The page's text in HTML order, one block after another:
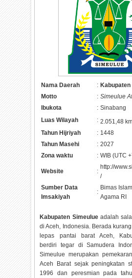
Nama Daerah :
Motto
: Simeulue
Ibukota
: Sinabang
Luas Wilayah
: 2.051,48
Tahun Hijriyah : 1448
Tahun Masehi
: 2027
Zona waktu
: WIB (UTC
Website :
http://
/
Sumber Data
Imsakiyah
:
Bimas
Agama RI
Kabupaten Simeulueadalah
di Aceh, Indonesia. Berada
lepas pantai barat Aceh,
berdiri tegar di Samudera
Simeulue merupakan
Aceh Barat sejak peningkatan
1996 dan peresmian pada